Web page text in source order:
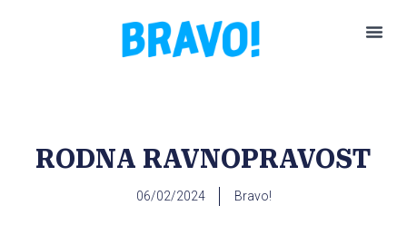
RODNA RAVNOPRAVOST
06/02/2024 Bravo!